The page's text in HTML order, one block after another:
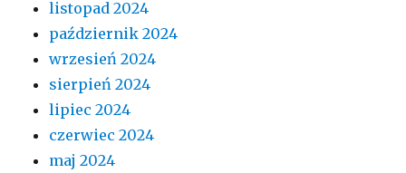
listopad 2024
październik 2024
wrzesień 2024
sierpień 2024
lipiec 2024
czerwiec 2024
maj 2024